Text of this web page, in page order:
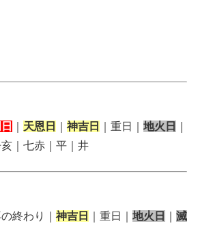
天恩日 神吉日 ｜重日｜ 地火日
亥｜七赤｜平｜井
の終わり｜ 神吉日 ｜重日｜ 地火日
滅